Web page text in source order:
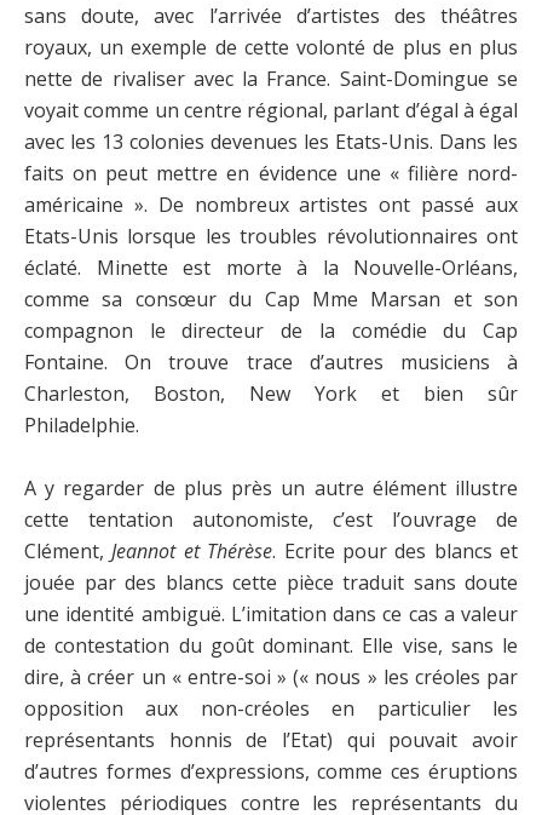
sans doute, avec l’arrivée d’artistes des théâtres
royaux, un exemple de cette volonté de plus en plus
nette de rivaliser avec la France. Saint-Domingue se
voyait comme un centre régional, parlant d’égal à égal
avec les 13 colonies devenues les Etats-Unis. Dans les
faits on peut mettre en évidence une « filière nord-
américaine ». De nombreux artistes ont passé aux
Etats-Unis lorsque les troubles révolutionnaires ont
éclaté. Minette est morte à la Nouvelle-Orléans,
comme sa consœur du Cap Mme Marsan et son
compagnon le directeur de la comédie du Cap
Fontaine. On trouve trace d’autres musiciens à
Charleston, Boston, New York et bien sûr
Philadelphie.
A y regarder de plus près un autre élément illustre
cette tentation autonomiste, c’est l’ouvrage de
Clément,Jeannot et Thérèse. Ecrite pour des blancs et
jouée par des blancs cette pièce traduit sans doute
une identité ambiguë. L’imitation dans ce cas a valeur
de contestation du goût dominant. Elle vise, sans le
dire, à créer un « entre-soi » (« nous » les créoles par
opposition aux non-créoles en particulier les
représentants honnis de l’Etat) qui pouvait avoir
d’autres formes d’expressions, comme ces éruptions
violentes périodiques contre les représentants du